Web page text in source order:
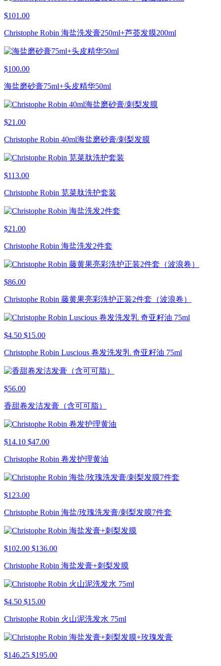
$101.00
Christophe Robin 海盐洗发膏250ml+芦荟发膜200ml
$100.00
海盐磨砂膏75ml+头皮精华50ml
$21.00
Christophe Robin 40ml海盐磨砂膏/刺梨发膜
$113.00
Christophe Robin 苋菜肽洗护套装
$21.00
Christophe Robin 海盐洗发2件套
$86.00
Christophe Robin 藤黄果亮彩洗护正装2件套（波浪卷）
$4.50 $15.00
Christophe Robin Luscious 卷发洗发乳 奇亚籽油 75ml
$56.00
香甜卷发洁发膏（含可可脂）
$14.10 $47.00
Christophe Robin 卷发护理黄油
$123.00
Christophe Robin 海盐/玫瑰洗发膏/刺梨发膜7件套
$102.00 $136.00
Christophe Robin 海盐发膏+刺梨发膜
$4.50 $15.00
Christophe Robin 火山泥洗发水 75ml
$146.25 $195.00